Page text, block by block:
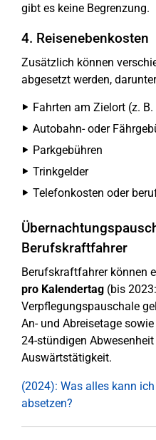
gibt es keine Begrenzung.
4. Reisenebenkosten
Zusätzlich können
abgesetzt werden,
Fahrten am Zielort (z.
Autobahn- oder
Parkgebühren
Trinkgelder
Telefonkosten oder
Berufskraftfahrer
Berufskraftfahrer können
pro Kalendertag (bis
Verpflegungspauschale
An- und Abreisetage
24-stündigen
Auswärtstätigkeit.
(2024): Was alles kann
absetzen?